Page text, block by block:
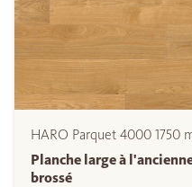
HARO Parquet 4000 1750
Planche large à
brossé